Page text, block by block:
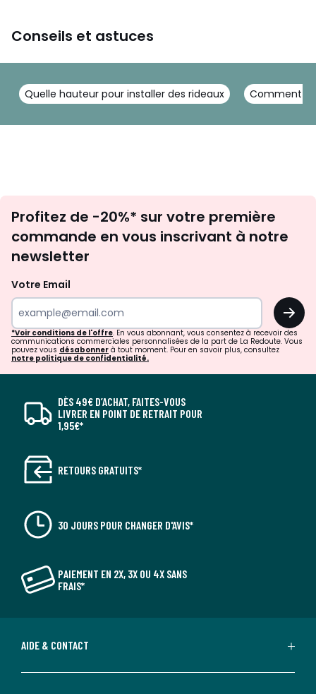
Conseils et astuces
Quelle hauteur pour installer des rideaux Comment
newsletter
Profitez de -20%* sur votre première
commande en vous inscrivant à notre
newsletter
Votre Email
OK
*Voir conditions de l'offre. En vous abonnant, vous consentez à recevoir des
communications commerciales personnalisées de la part de La Redoute. Vous
pouvez vous désabonner à tout moment. Pour en savoir plus, consultez
notre politique de confidentialité.
DÈS 49€ D’ACHAT, FAITES-VOUS
LIVRER EN POINT DE RETRAIT POUR
1,95€*
RETOURS GRATUITS*
30 JOURS POUR CHANGER D'AVIS*
PAIEMENT EN 2X, 3X OU 4X SANS
FRAIS*
AIDE & CONTACT